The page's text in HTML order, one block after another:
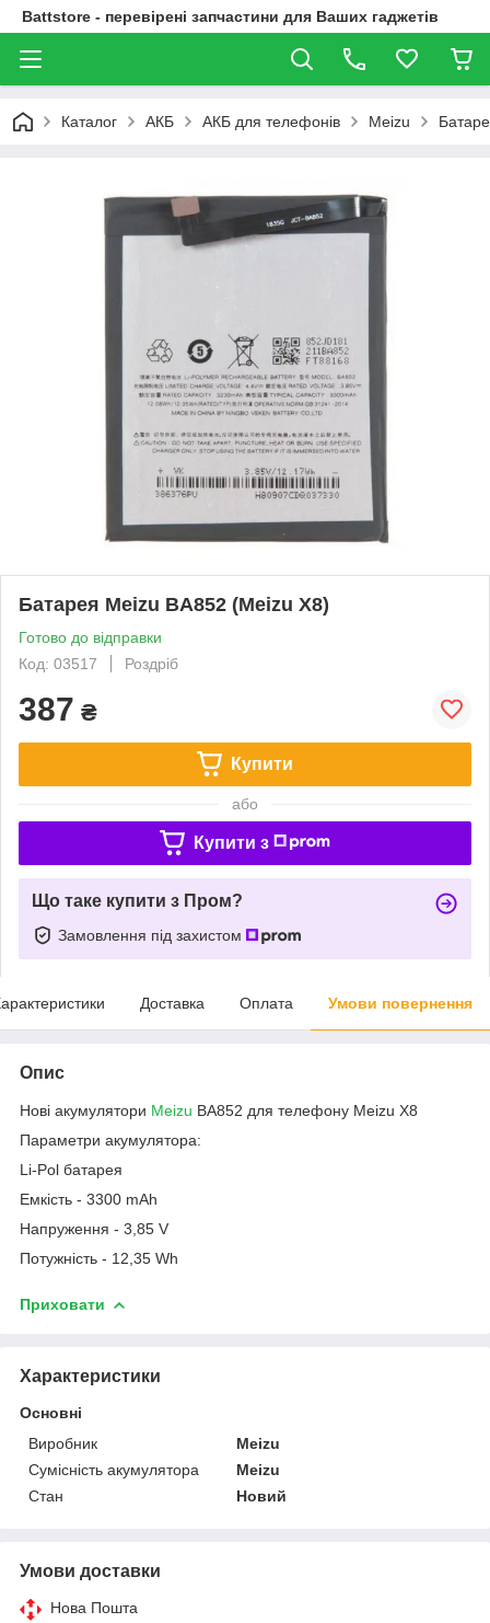
Battstore - перевірені запчастини для Ваших гаджетів
Каталог АКБ АКБ для телефонів Meizu
Батарея Meizu BA852 (Meizu X8)
Готово до відправки
Код: 03517
Роздріб
387 ₴
Купити
або
Купити з
Що таке купити з Пром?
Замовлення під захистом
Доставка Оплата Умови повернення
Опис
Нові акумулятори Meizu BA852 для телефону Meizu X8
Параметри акумулятора:
Li-Pol батарея
Емкість - 3300 mAh
Напруження - 3,85 V
Потужність - 12,35 Wh
Приховати
Характеристики
Основні
Виробник
Meizu
Сумісність акумулятора
Meizu
Стан
Новий
Умови доставки
Нова Пошта